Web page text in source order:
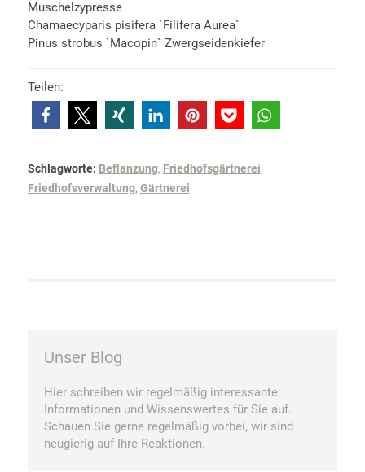
Muschelzypresse
Chamaecyparis pisifera `Filifera Aurea`
Pinus strobus `Macopin` Zwergseidenkiefer
Teilen:
Schlagworte: Beflanzung, Friedhofsgärtnerei,
Friedhofsverwaltung, Gärtnerei
Unser Blog
Hier schreiben wir regelmäßig interessante
Informationen und Wissenswertes für Sie auf.
Schauen Sie gerne regelmäßig vorbei, wir sind
neugierig auf Ihre Reaktionen.